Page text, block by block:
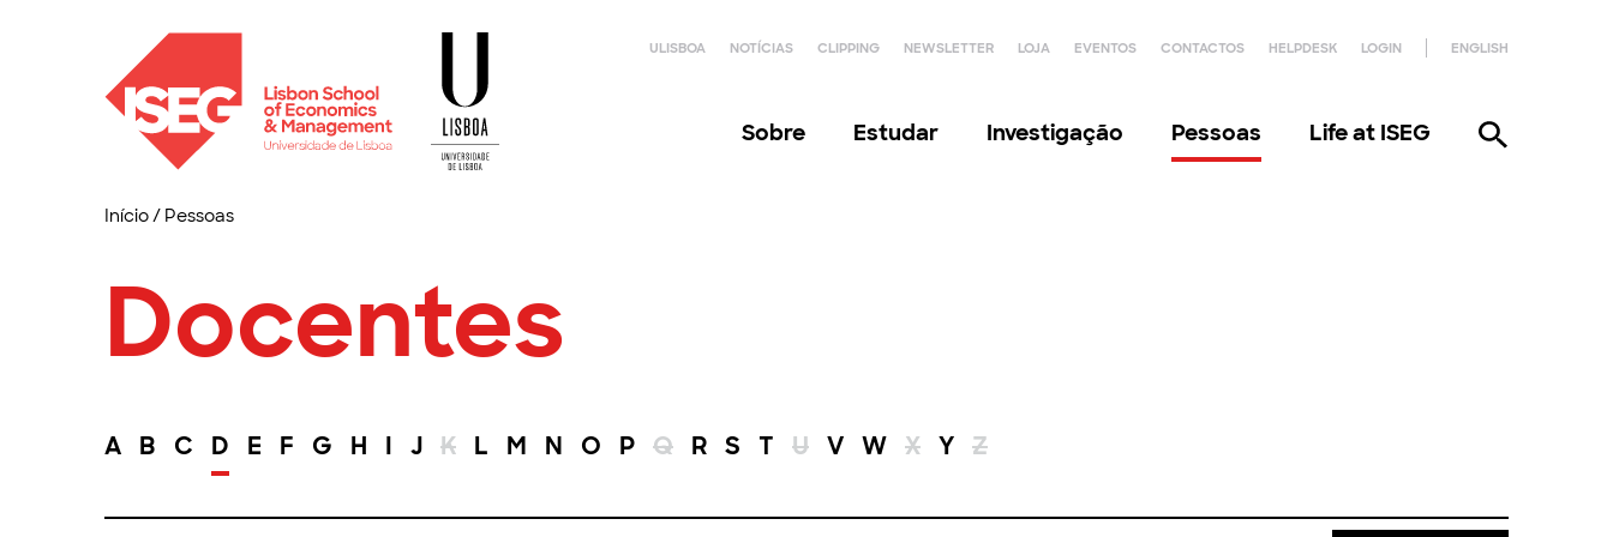
ULISBOA NOTÍCIAS CLIPPING NEWSLETTER LOJA EVENTOS CONTACTOS HELPDESK LOGIN ENGLISH
Sobre Estudar Investigação Pessoas Life at ISEG
Início/ Pessoas
Docentes
A B C D E F G H I J K L M N O P Q R S T U V W X Y Z